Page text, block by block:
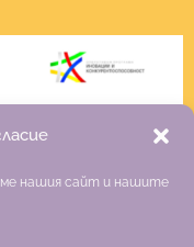
нашия сайт и нашите